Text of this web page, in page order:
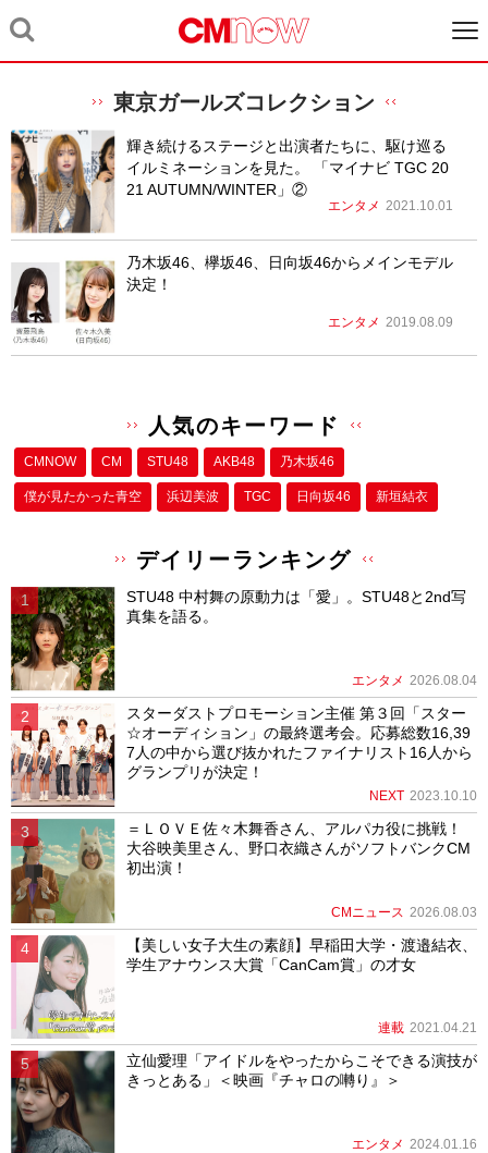
東京ガールズコレクション
輝き続けるステージと出演者たちに、駆け巡る
イルミネーションを見た。 「マイナビ TGC 20
21 AUTUMN/WINTER」②
エンタメ 2021.10.01
乃木坂46、欅坂46、日向坂46からメインモデル
決定！
エンタメ 2019.08.09
人気のキーワード
CMNOW CM STU48 AKB48 乃木坂46
僕が⾒たかった⻘空 浜辺美波 TGC 日向坂46 新垣結衣
デイリーランキング
STU48 中村舞の原動力は「愛」。STU48と2nd写
真集を語る。
エンタメ 2026.08.04
スターダストプロモーション主催 第３回「スター
☆オーディション」の最終選考会。応募総数16,39
7人の中から選び抜かれたファイナリスト16人から
グランプリが決定！
NEXT 2023.10.10
＝ＬＯＶＥ佐々木舞香さん、アルパカ役に挑戦！
大谷映美里さん、野口衣織さんがソフトバンクCM
初出演！
CMニュース 2026.08.03
【美しい女子大生の素顔】早稲田大学・渡邉結衣、
学生アナウンス大賞「CanCam賞」の才女
連載 2021.04.21
立仙愛理「アイドルをやったからこそできる演技が
きっとある」＜映画『チャロの囀り』＞
エンタメ 2024.01.16